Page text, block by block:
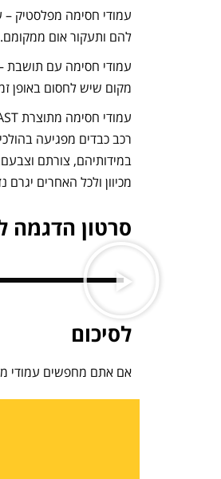
עמודי חסימה מפלסטיק –
להם ותעקור אום ממקומם.
עמודי חסימה עם תושבת
מקום שיש לחסום באופן
רכב כבדים מפגיעה
במידותיהם, צורתם
מכיוון ולכל האחרים
סרטון הדגמה
לסיכום
אם אתם מחפשים עמודי